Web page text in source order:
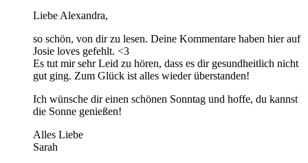
Liebe Alexandra,
so schön, von dir zu lesen. Deine Kommentare haben hier auf
Josie loves gefehlt. <3
Es tut mir sehr Leid zu hören, dass es dir gesundheitlich nicht
gut ging. Zum Glück ist alles wieder überstanden!
Ich wünsche dir einen schönen Sonntag und hoffe, du kannst
die Sonne genießen!
Alles Liebe
Sarah